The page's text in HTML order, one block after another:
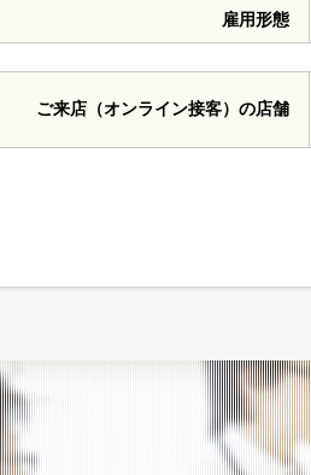
雇用形態
ご来店（オンライン接客）の店舗